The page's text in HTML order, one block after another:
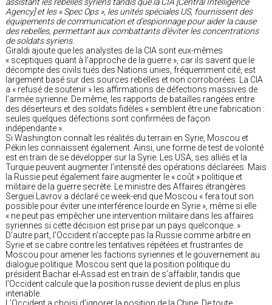
Agency] et les « Spec Ops », les unités spéciales US, fournissent des
équipements de communication et d’espionnage pour aider la cause
des rebelles, permettant aux combattants d’éviter les concentrations
de soldats syriens.
Giraldi ajoute que les analystes de la CIA sont eux-mêmes
« sceptiques quant à l’approche de la guerre », car ils savent que le
décompte des civils tués des Nations unies, fréquemment cité, est
largement basé sur des sources rebelles et non corroborées. La CIA
a « refusé de soutenir » les affirmations de défections massives de
l’armée syrienne. De même, les rapports de batailles rangées entre
des déserteurs et des soldats fidèles « semblent être une fabrication :
seules quelques défections sont confirmées de façon
indépendante ».
Si Washington connaît les réalités du terrain en Syrie, Moscou et
Pékin les connaissent également. Ainsi, une forme de test de volonté
est en train de se développer sur la Syrie. Les USA, ses alliés et la
Turquie peuvent augmenter l’intensité des opérations déclarées. Mais
la Russie peut également faire augmenter le « coût » politique et
militaire de la guerre secrète. Le ministre des Affaires étrangères
Sergueï Lavrov a déclaré ce week-end que Moscou « fera tout son
possible pour éviter une interférence lourde en Syrie », même si elle
« ne peut pas empêcher une intervention militaire dans les affaires
syriennes si cette décision est prise par un pays quelconque. »
D’autre part, l’Occident n’accepte pas la Russie comme arbitre en
Syrie et se cabre contre les tentatives répétées et frustrantes de
Moscou pour amener les factions syriennes et le gouvernement au
dialogue politique. Moscou sent que la position politique du
président Bachar el-Assad est en train de s’affaiblir, tandis que
l’Occident calcule que la position russe devient de plus en plus
intenable.
L’Occident a choisi d’ignorer la position de la Chine. De toute